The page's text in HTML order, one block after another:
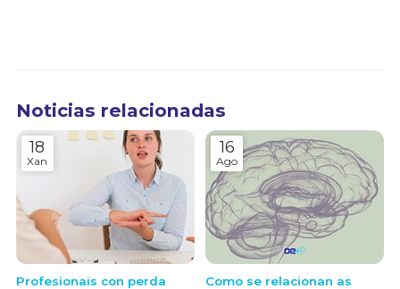
Noticias relacionadas
18
Xan
Profesionais con perda
16
Ago
Como se relacionan as